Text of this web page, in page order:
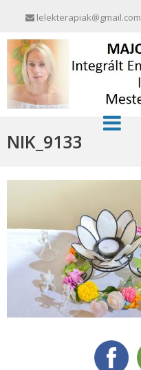
lelekterapiak@gmail.com
NIK_9133